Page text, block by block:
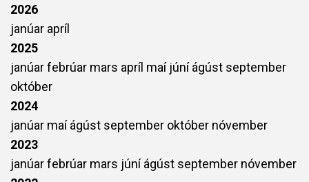
2026
janúar apríl
2025
janúarfebrúar mars apríl maí júníágúst september
október
2024
janúar maíágúst september október nóvember
2023
janúarfebrúar mars júníágúst september nóvember